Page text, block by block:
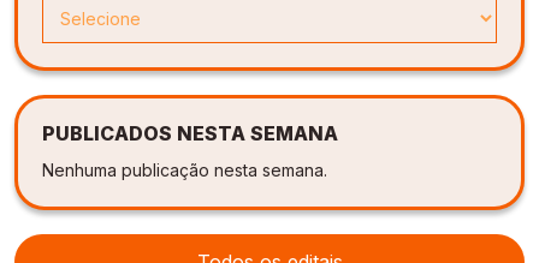
PUBLICADOS NESTA SEMANA
Nenhuma publicação nesta semana.